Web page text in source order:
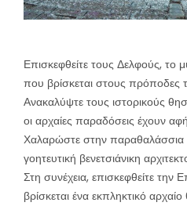
Επισκεφθείτε τους Δελφούς, το
που βρίσκεται στους
Ανακαλύψτε τους ιστορικούς
οι αρχαίες παραδόσεις έχουν
Χαλαρώστε στην
γοητευτική βενετσιάνικη
Στη συνέχεια, επισκεφθείτε
βρίσκεται ένα εκπληκτικό